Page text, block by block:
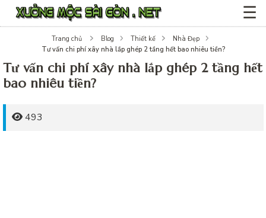
☰
Trang chủ Blog Thiết kế
Nhà Đẹp
Tư vấn chi phí xây nhà lắp ghép 2 tầng hết bao nhiêu tiền?
Tư vấn chi phí xây nhà lắp ghép 2 tầng hết
bao nhiêu tiền?
493